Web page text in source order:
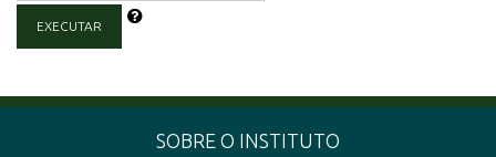
EXECUTAR
SOBRE O INSTITUTO